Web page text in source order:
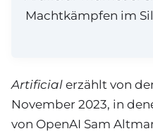
Machtkämpfen im
Artificial erzählt von
November 2023, in
von OpenAI Sam